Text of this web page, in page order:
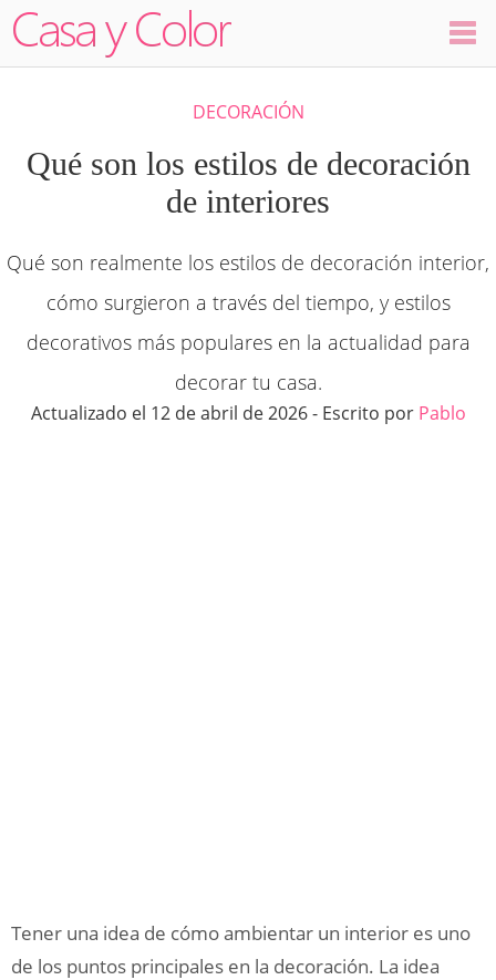
Decoración
Ambientes
Dormitorios
Cocinas
DECORACIÓN
Qué son los estilos de decoración
de interiores
Qué son realmente los estilos de decoración interior,
cómo surgieron a través del tiempo, y estilos
decorativos más populares en la actualidad para
decorar tu casa.
Actualizado el 12 de abril de 2026 - Escrito por Pablo
Tener una idea de cómo ambientar un interior es uno
de los puntos principales en la decoración. La idea